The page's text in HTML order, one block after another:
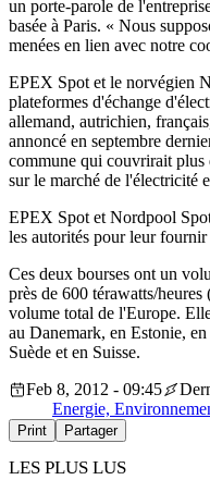
un porte-parole de
basée à Paris. « Nous
menées en lien avec notre
EPEX Spot et le norvégien
plateformes d'échange
allemand, autrichien,
annoncé en septembre
commune qui couvrirait plus
sur le marché de l'électricité
EPEX Spot et Nordpool
les autorités pour leur fournir
Ces deux bourses ont un
près de 600 térawatts/
volume total de l'Europe.
au Danemark, en Estonie,
Suède et en Suisse.
Feb 8, 2012 - 09:45
Energie,
Print Partager
LES PLUS LUS